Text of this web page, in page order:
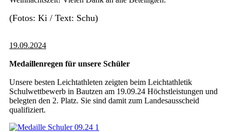
(Fotos: Ki / Text: Schu)
19.09.2024
Medaillenregen für unsere Schüler
Unsere besten Leichtathleten zeigten beim Leichtathletik
Schulwettbewerb in Bautzen am 19.09.24 Höchstleistungen und
belegten den 2. Platz. Sie sind damit zum Landesausscheid
qualifiziert.